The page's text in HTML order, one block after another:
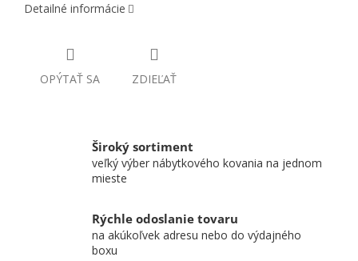
Detailné informácie
OPÝTAŤ SA ZDIEĽAŤ
Široký sortiment
veľký výber nábytkového kovania na jednom
mieste
Rýchle odoslanie tovaru
na akúkoľvek adresu nebo do výdajného
boxu